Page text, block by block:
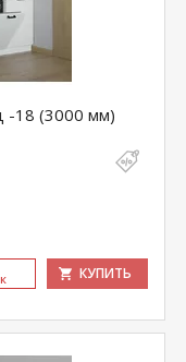
-18 (3000 мм)
КУПИТЬ